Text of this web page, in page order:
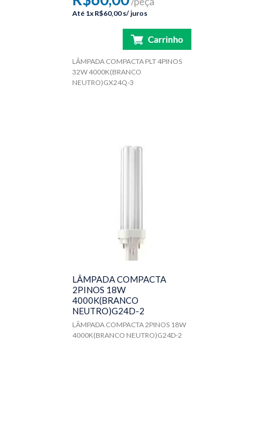
Até 1x R$60,00s/ juros
LÂMPADA COMPACTA PLT 4PINOS
32W 4000K(BRANCO
NEUTRO)GX24Q-3
LÂMPADA COMPACTA
2PINOS 18W
4000K(BRANCO
NEUTRO)G24D-2
LÂMPADA COMPACTA 2PINOS 18W
4000K(BRANCO NEUTRO)G24D-2